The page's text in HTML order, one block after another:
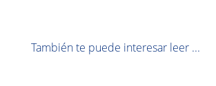
También te puede interesar leer ...